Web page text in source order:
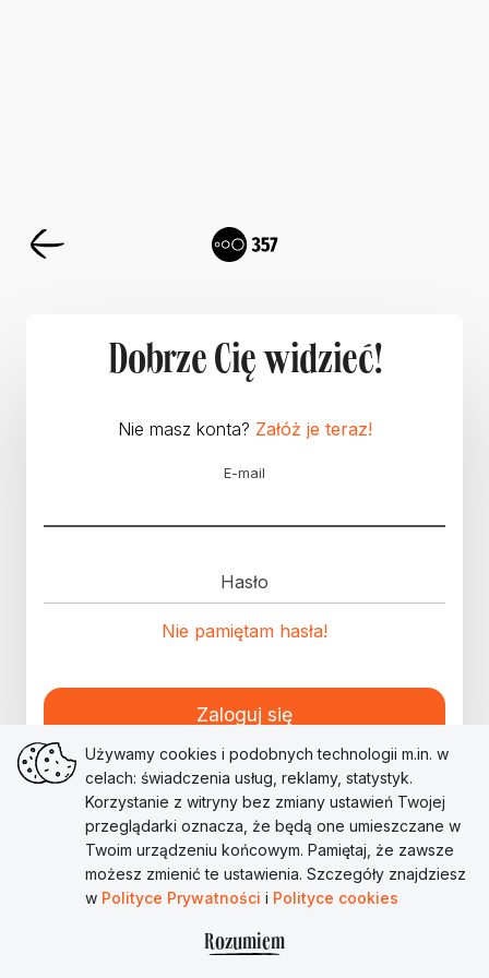
Dobrze Cię widzieć!
Nie masz konta? Załóż je teraz!
E-mail
Hasło
Nie pamiętam hasła!
Zaloguj się
Używamy cookies i podobnych technologii m.in. w
celach: świadczenia usług, reklamy, statystyk.
Korzystanie z witryny bez zmiany ustawień Twojej
przeglądarki oznacza, że będą one umieszczane w
Twoim urządzeniu końcowym. Pamiętaj, że zawsze
możesz zmienić te ustawienia. Szczegóły znajdziesz
w Polityce Prywatności i Polityce cookies
Rozumiem